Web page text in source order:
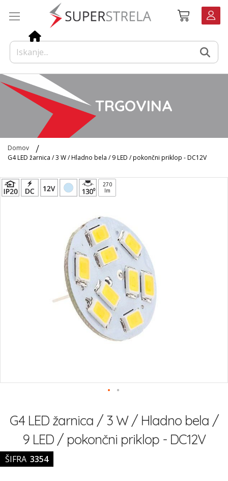
Košarica
TRGOVINA
Domov
G4 LED žarnica / 3 W / Hladno bela / 9 LED / pokončni priklop - DC12V
Preskoči
na
270
lm
začetek
G4 LED žarnica / 3 W / Hladno bela /
9 LED / pokončni priklop - DC12V
ŠIFRA 3354